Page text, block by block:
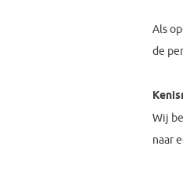
Als
de
Wij
naar